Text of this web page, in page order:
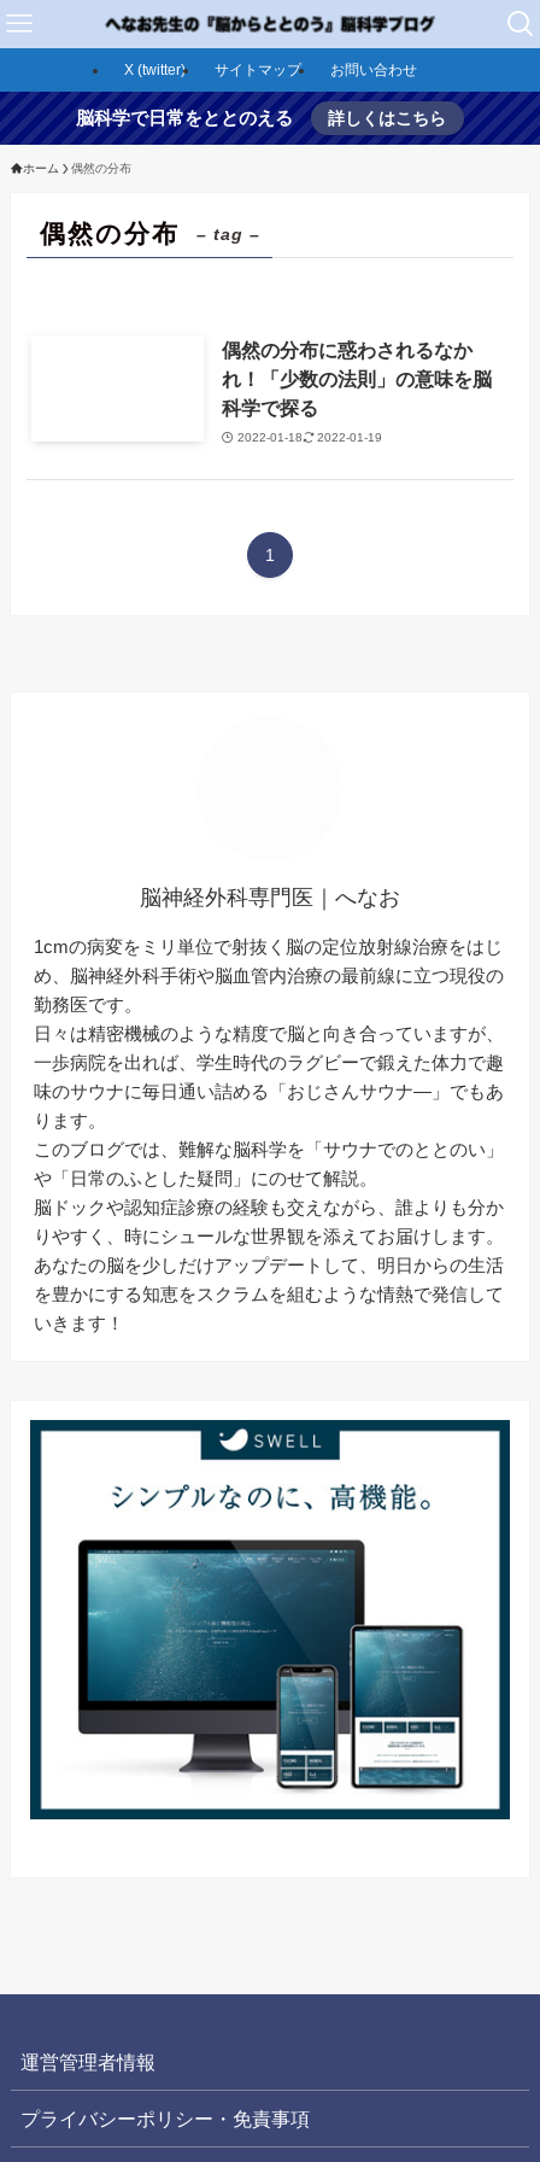
X (twitter) サイトマップ お問い合わせ
脳科学で日常をととのえる 詳しくはこちら
ホーム 偶然の分布
偶然の分布 – tag –
偶然の分布に惑わされるなか
れ！「少数の法則」の意味を脳
科学で探る
2022-01-18 2022-01-19
1
脳神経外科専門医｜へなお
1cmの病変をミリ単位で射抜く脳の定位放射線治療をはじ
め、脳神経外科手術や脳血管内治療の最前線に立つ現役の
勤務医です。
日々は精密機械のような精度で脳と向き合っていますが、
一歩病院を出れば、学生時代のラグビーで鍛えた体力で趣
味のサウナに毎日通い詰める「おじさんサウナ―」でもあ
ります。
このブログでは、難解な脳科学を「サウナでのととのい」
や「日常のふとした疑問」にのせて解説。
脳ドックや認知症診療の経験も交えながら、誰よりも分か
りやすく、時にシュールな世界観を添えてお届けします。
あなたの脳を少しだけアップデートして、明日からの生活
を豊かにする知恵をスクラムを組むような情熱で発信して
いきます！
運営管理者情報
プライバシーポリシー・免責事項